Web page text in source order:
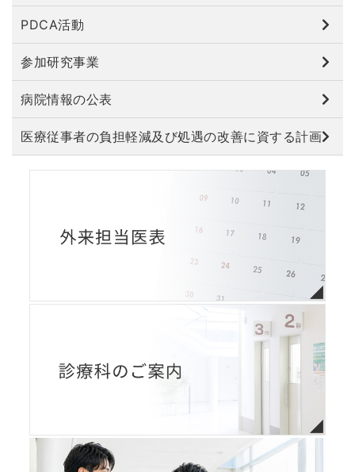
PDCA活動
参加研究事業
病院情報の公表
医療従事者の負担軽減及び処遇の改善に資する計画